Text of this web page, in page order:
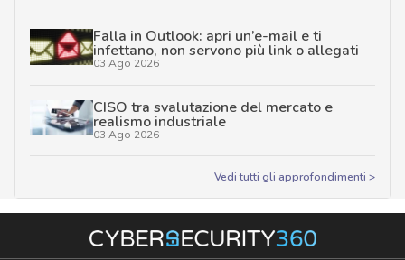
Falla in Outlook: apri un’e-mail e ti
infettano, non servono più link o allegati
03 Ago 2026
CISO tra svalutazione del mercato e
realismo industriale
03 Ago 2026
Vedi tutti gli approfondimenti >